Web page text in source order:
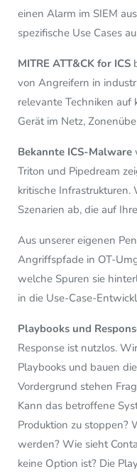
einen Alarm im SIEM
spezifische Use Cases
MITRE ATT&CK for ICS
von Angreifern in
relevante Techniken auf
Gerät im Netz,
Bekannte ICS-Malware
Triton und Pipedream
kritische
Szenarien ab, die auf
Aus unserer eigenen
Angriffspfade in OT-
welche Spuren sie
in die Use-Case-
Playbooks und
Response ist nutzlos.
Playbooks und bauen
Vordergrund stehen
Kann das betroffene
Produktion zu stoppen?
werden? Wie sieht
keine Option ist? Die